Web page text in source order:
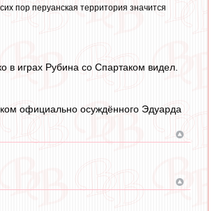
пор перуанская территория значится
в играх Рубина со Спартаком видел.
официально осуждённого Эдуарда